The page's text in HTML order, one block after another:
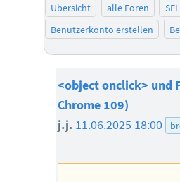
Übersicht alle Foren
Benutzerkonto erstellen
<object onclick> und
Chrome 109)
j.j. 11.06.2025 18:00